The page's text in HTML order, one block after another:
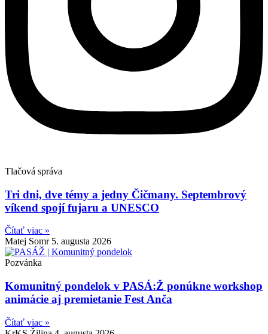
Tlačová správa
Tri dni, dve témy a jedny Čičmany. Septembrový
víkend spojí fujaru a UNESCO
Čítať viac »
Matej Somr 5. augusta 2026
Pozvánka
Komunitný pondelok v PASÁ:Ž ponúkne workshop
animácie aj premietanie Fest Anča
Čítať viac »